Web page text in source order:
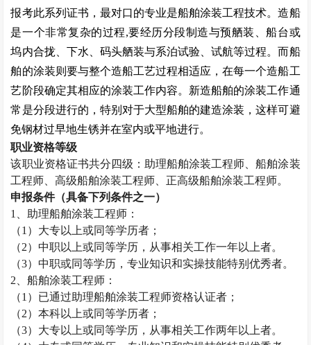
报考此系列证书，最对口的专业是船舶涂装工程技术。造船
是一个非常复杂的过程,要经历分段制造与预舾装、船台或
坞内合拢、下水、码头舾装与系泊试验、试航等过程。而船
舶的涂装则要与整个造船工艺过程相适应，在每一个造船工
艺阶段确定其相应的涂装工作内容。新造船舶的涂装工作通
常是分段进行的，特别对于大型船舶的建造涂装，这样可避
免钢材过早地生锈并在室内或平地进行。
职业资格等级
该职业资格证书共分四级：助理船舶涂装工程师、船舶涂装
工程师、高级船舶涂装工程师、正高级船舶涂装工程师。
申报条件（具备下列条件之一）
1
、助理船舶涂装工程师：
（1 ）大专以上或同等学历者；
（2）中职以上或同等学历，从事相关工作一年以上者。
（3）中职或同等学历，专业知识和实操技能特别优秀者。
2 、船舶涂装工程师：
（1 ）已通过助理船舶涂装工程师资格认证者；
（2）本科以上或同等学历者；
（3）大专以上或同等学历，从事相关工作两年以上者。